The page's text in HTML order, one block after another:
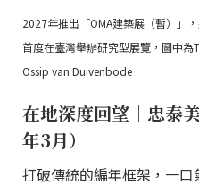
2027年推出「OMA建築展（暫）」
首度在臺灣舉辦研究型展覽，圖中
Ossip van Duivenbode
在地深度回望｜忠泰
年3月）
打破傳統的編年框架，一